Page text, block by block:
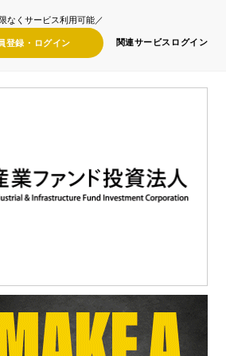
なくサービス利用可能／
登録・ ログイン 関連サービス ログイン